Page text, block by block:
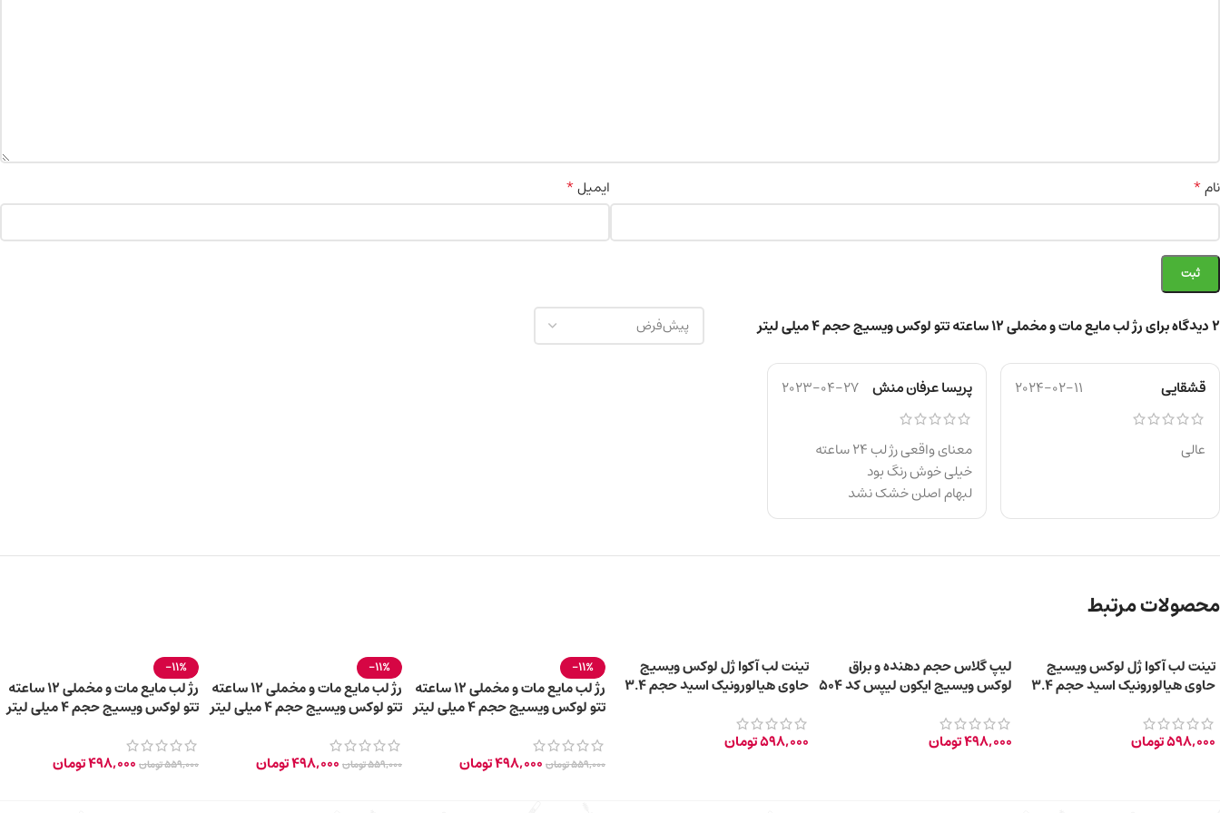
2 دیدگاه برای رژ لب مایع مات و مخملی 12 ساعته تتو لوکس ویسیج حجم 4 میلی لیتر
قشقایی 2024-02-11
عالی
پریسا عرفان منش 2023-04-27
معنای واقعی رژ لب ۲۴ ساعته
خیلی خوش رنگ بود
لبهام اصلن خشک نشد
نام* ایمیل*
محصولات مرتبط
تینت لب آکوا ژل لوکس ویسیج
حاوی هیالورونیک اسید حجم ۳.۴
598,000تومان
لیپ گلاس حجم دهنده و براق
لوکس ویسیج ایکون لیپس کد 504
498,000تومان
تینت لب آکوا ژل لوکس ویسیج
حاوی هیالورونیک اسید حجم ۳.۴
598,000تومان
-11%
رژ لب مایع مات و مخملی 12 ساعته
تتو لوکس ویسیج حجم 4 میلی لیتر
559,000تومان 498,000تومان
-11%
رژ لب مایع مات و مخملی 12 ساعته
تتو لوکس ویسیج حجم 4 میلی لیتر
559,000تومان 498,000تومان
-11%
رژ لب مایع مات و مخملی 12 ساعته
تتو لوکس ویسیج حجم 4 میلی لیتر
559,000تومان 498,000تومان